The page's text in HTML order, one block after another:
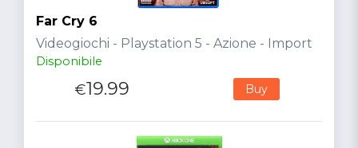
Far Cry 6
Videogiochi - Playstation 5 - Azione - Import
Disponibile
€19.99 Buy